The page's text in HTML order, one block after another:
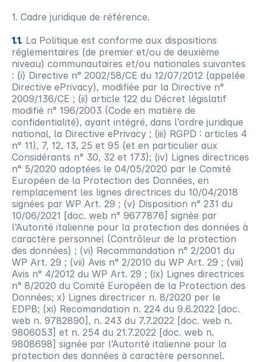
1. Cadre juridique de référence.
1.1. La Politique est conforme aux dispositions
réglementaires (de premier et/ou de deuxième
niveau) communautaires et/ou nationales suivantes
: (i) Directive n° 2002/58/CE du 12/07/2012 (appelée
Directive ePrivacy), modifiée par la Directive n°
2009/136/CE ; (ii) article 122 du Décret législatif
modifié n° 196/2003 (Code en matière de
confidentialité), ayant intégré, dans l’ordre juridique
national, la Directive ePrivacy ; (iii) RGPD : articles 4
n° 11), 7, 12, 13, 25 et 95 (et en particulier aux
Considérants n° 30, 32 et 173); (iv) Lignes directrices
n° 5/2020 adoptées le 04/05/2020 par le Comité
Européen de la Protection des Données, en
remplacement les lignes directrices du 10/04/2018
signées par WP Art. 29 ; (v) Disposition n° 231 du
10/06/2021 [doc. web n° 9677876] signée par
l’Autorité italienne pour la protection des données à
caractère personnel (Contrôleur de la protection
des données) ; (vi) Recommandation n° 2/2001 du
WP Art. 29 ; (vii) Avis n° 2/2010 du WP Art. 29 ; (viii)
Avis n° 4/2012 du WP Art. 29 ; (ix) Lignes directrices
n° 8/2020 du Comité Européen de la Protection des
Données; x) Lignes directricer n. 8/2020 per le
EDPB; (xi) Recomandation n. 224 du 9.6.2022 [doc.
web n. 9782890], n. 243 du 7.7.2022 [doc. web n.
9806053] et n. 254 du 21.7.2022 [doc. web n.
9808698] signée par l’Autorité italienne pour la
protection des données à caractère personnel.